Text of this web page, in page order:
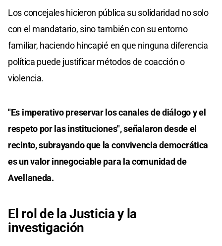
Los concejales hicieron pública su solidaridad no solo
con el mandatario, sino también con su entorno
familiar, haciendo hincapié en que ninguna diferencia
política puede justificar métodos de coacción o
violencia.
"Es imperativo preservar los canales de diálogo y el
respeto por las instituciones", señalaron desde el
recinto, subrayando que la convivencia democrática
es un valor innegociable para la comunidad de
Avellaneda.
El rol de la Justicia y la
investigación